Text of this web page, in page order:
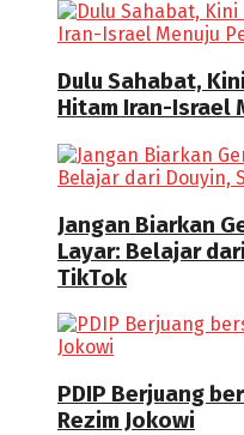
Dulu Sahabat,
Hitam Iran-Israel
Jangan Biarkan
Layar: Belajar
TikTok
PDIP Berjuang
Rezim Jokowi